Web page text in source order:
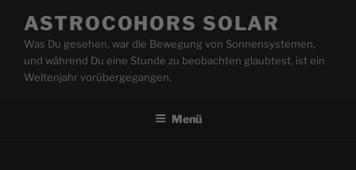
Inhalt
springen
ASTROCOHORS SOLAR
Was Du gesehen, war die Bewegung von Sonnensystemen,
und während Du eine Stunde zu beobachten glaubtest, ist ein
Weltenjahr vorübergegangen.
Menü